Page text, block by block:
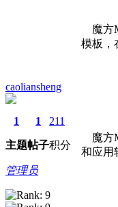
caoliansheng
1
主题
1
帖子
211
积分
管理员
魔方
模板，
魔方
和应用